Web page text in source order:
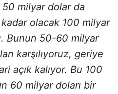
milyar dolar da
olacak 100 milyar
Bunun 50-60 milyar
karşılıyoruz, geriye
açık kalıyor. Bu 100
60 milyar doları bir